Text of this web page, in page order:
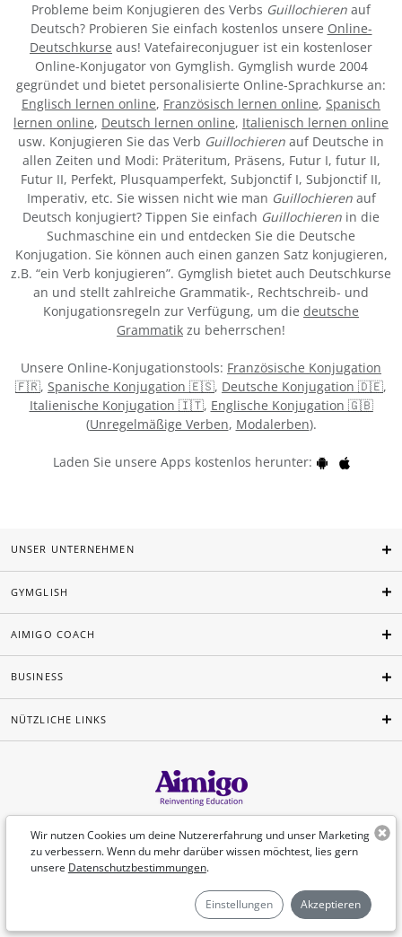
Probleme beim Konjugieren des Verbs Guillochieren auf
Deutsch? Probieren Sie einfach kostenlos unsere Online-
Deutschkurse aus! Vatefaireconjuguer ist ein kostenloser
Online-Konjugator von Gymglish. Gymglish wurde 2004
gegründet und bietet personalisierte Online-Sprachkurse an:
Englisch lernen online, Französisch lernen online, Spanisch
lernen online, Deutsch lernen online, Italienisch lernen online
usw. Konjugieren Sie das Verb Guillochieren auf Deutsche in
allen Zeiten und Modi: Präteritum, Präsens, Futur I, futur II,
Futur II, Perfekt, Plusquamperfekt, Subjonctif I, Subjonctif II,
Imperativ, etc. Sie wissen nicht wie man Guillochierenauf
Deutsch konjugiert? Tippen Sie einfach Guillochieren in die
Suchmaschine ein und entdecken Sie die Deutsche
Konjugation. Sie können auch einen ganzen Satz konjugieren,
z.B. “ein Verb konjugieren”. Gymglish bietet auch Deutschkurse
an und stellt zahlreiche Grammatik-, Rechtschreib- und
Konjugationsregeln zur Verfügung, um die deutsche
Grammatik zu beherrschen!
Unsere Online-Konjugationstools: Französische Konjugation
🇫🇷, Spanische Konjugation 🇪🇸, Deutsche Konjugation 🇩🇪,
Italienische Konjugation 🇮🇹, Englische Konjugation 🇬🇧
(Unregelmäßige Verben, Modalerben).
Laden Sie unsere Apps kostenlos herunter:
Wir nutzen Cookies um deine Nutzererfahrung und unser Marketing
zu verbessern. Wenn du mehr darüber wissen möchtest, lies gern
unsere Datenschutzbestimmungen.
Einstellungen Akzeptieren
UNSER UNTERNEHMEN
GYMGLISH
AIMIGO COACH
BUSINESS
NÜTZLICHE LINKS
Deutsch
©Aimigo 2026